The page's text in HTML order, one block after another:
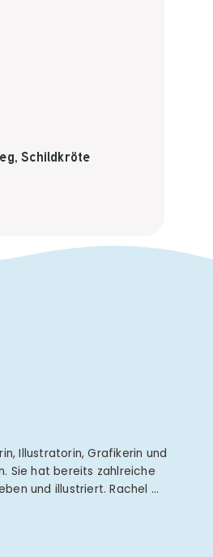
Schildkröte
Illustratorin, Grafikerin und
Sie hat bereits zahlreiche
und illustriert. Rachel …